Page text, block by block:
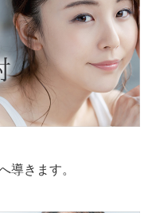
導きます。